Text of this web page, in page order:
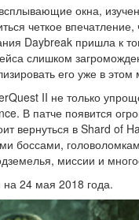
окна,
четкое впечатление,
Daybreak пришла к
слишком
его уже в этом
II не только
В патче появится
вернуться в Shard of
боссами,
миссии и
24 мая 2018 года.